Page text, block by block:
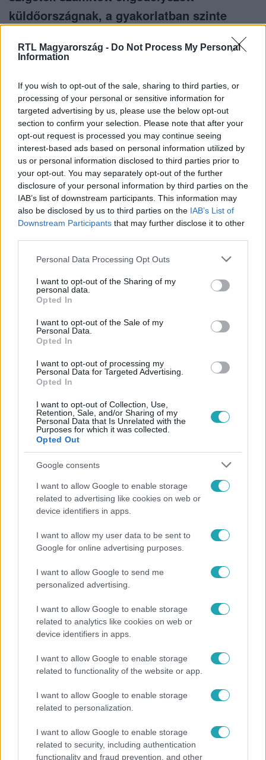
RTL Magyarország - Do Not Process My Personal
Information
If you wish to opt-out of the sale, sharing to third parties, or
processing of your personal or sensitive information for
targeted advertising by us, please use the below opt-out
section to confirm your selection. Please note that after your
opt-out request is processed you may continue seeing
interest-based ads based on personal information utilized by
us or personal information disclosed to third parties prior to
your opt-out. You may separately opt-out of the further
disclosure of your personal information by third parties on the
IAB’s list of downstream participants. This information may
also be disclosed by us to third parties on the IAB’s List of
Downstream Participants that may further disclose it to other
Please note that this website/app uses one or more Google
not limited to your visit or usage behaviour. You may click to
grant or deny consent to Google and its third-party tags to
use your data for below specified purposes in below Google
consent section.
Personal Data Processing Opt Outs
I want to opt-out of the Sharing of my
personal data.
Opted In
I want to opt-out of the Sale of my
Personal Data.
Opted In
I want to opt-out of processing my
Personal Data for Targeted Advertising.
Opted In
I want to opt-out of Collection, Use,
Retention, Sale, and/or Sharing of my
Personal Data that Is Unrelated with the
Purposes for which it was collected.
Opted Out
Google consents
I want to allow Google to enable storage
related to advertising like cookies on web or
device identifiers in apps.
I want to allow my user data to be sent to
Google for online advertising purposes.
I want to allow Google to send me
personalized advertising.
I want to allow Google to enable storage
related to analytics like cookies on web or
device identifiers in apps.
I want to allow Google to enable storage
related to functionality of the website or app.
I want to allow Google to enable storage
related to personalization.
I want to allow Google to enable storage
related to security, including authentication
functionality and fraud prevention, and other
küldőországnak, a gyakorlatban szinte
kizárólag az utóbbiból érkeztek munkások.
Itt állítsd be, hogy az RTL.hu az elsők között
legyen a Google-találatokban!
Kövess minket, és értesülj a friss hírekről a
Facebookon is!
REGGELI # RTL #ADÁSRÉSZLETEK VIDEÓ
MUNKAERŐPIAC #MAGYARORSZÁG
KÜLFÖLDI MUNKAVÁLLALÓK #ÖRMÉNYORSZÁG
FOGLALKOZTATÁS
FÜLÖP-SZIGETEK